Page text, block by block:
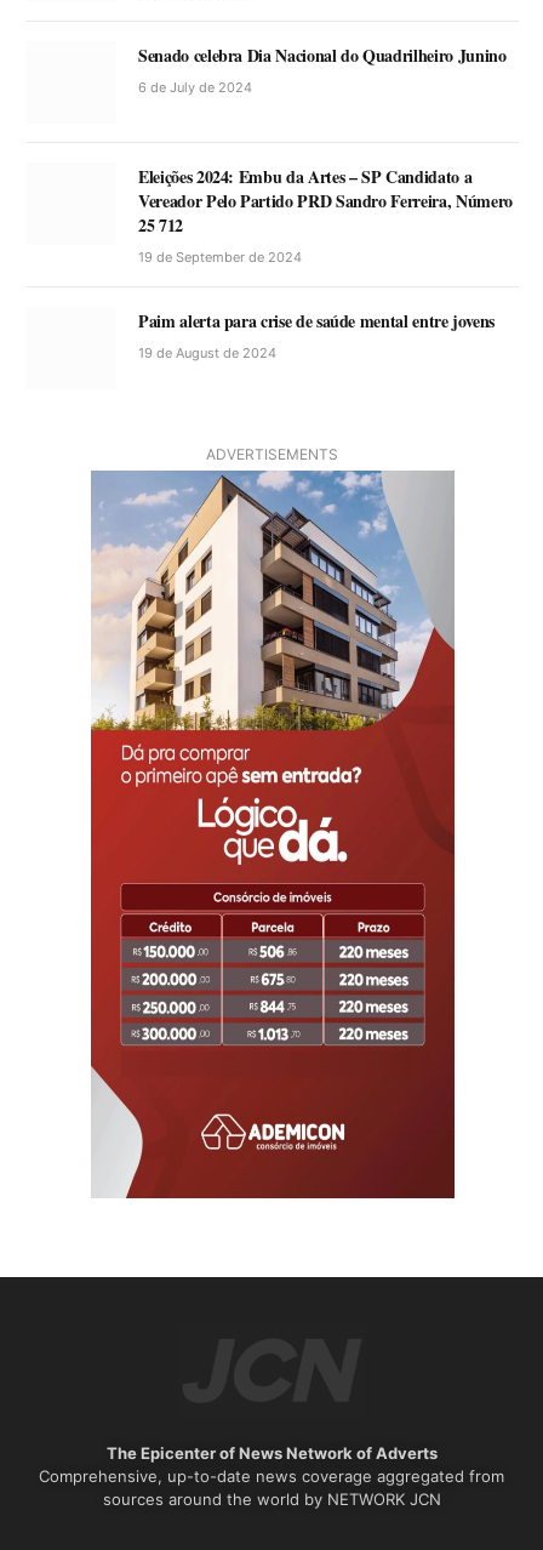
Senado celebra Dia Nacional do Quadrilheiro Junino
6 de July de 2024
Eleições 2024: Embu da Artes – SP Candidato a
Vereador Pelo Partido PRD Sandro Ferreira, Número
25 712
19 de September de 2024
Paim alerta para crise de saúde mental entre jovens
19 de August de 2024
ADVERTISEMENTS
The Epicenter of News Network of Adverts
Comprehensive, up-to-date news coverage aggregated from
sources around the world by NETWORK JCN